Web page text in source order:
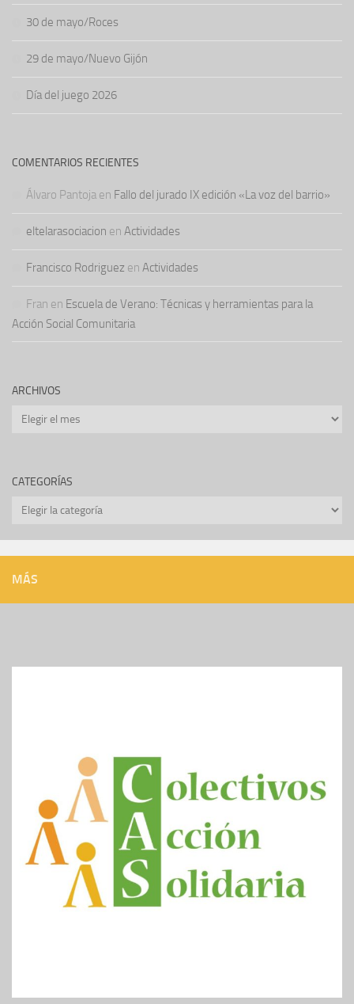
30 de mayo/Roces
29 de mayo/Nuevo Gijón
Día del juego 2026
COMENTARIOS RECIENTES
Álvaro Pantoja en Fallo del jurado IX edición «La voz del barrio»
eltelarasociacion en Actividades
Francisco Rodriguez en Actividades
Fran en Escuela de Verano: Técnicas y herramientas para la
Acción Social Comunitaria
ARCHIVOS
Archivos
CATEGORÍAS
Categorías
MÁS